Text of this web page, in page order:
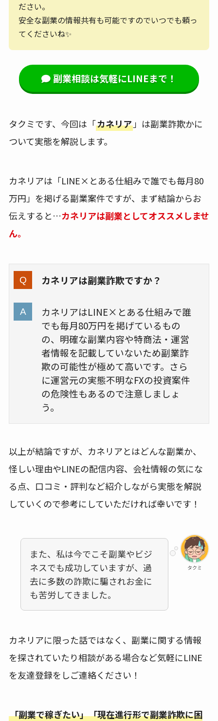
ださい。
安全な副業の情報共有も可能ですのでいつでも頼っ
てくださいね✨
副業相談は気軽にLINEまで！
タクミです、今回は「カネリア」は副業詐欺かに
ついて実態を解説します。
カネリアは「LINE×とある仕組みで誰でも毎月80
万円」を掲げる副業案件ですが、まず結論からお
伝えすると…カネリアは副業としてオススメしませ
ん。
カネリアは副業詐欺ですか？
カネリアはLINE×とある仕組みで誰
でも毎月80万円を掲げているもの
の、明確な副業内容や特商法・運営
者情報を記載していないため副業詐
欺の可能性が極めて高いです。さら
に運営元の実態不明なFXの投資案件
の危険性もあるので注意しましょ
う。
以上が結論ですが、カネリアとはどんな副業か、
怪しい理由やLINEの配信内容、会社情報の気にな
る点、口コミ・評判など紹介しながら実態を解説
していくので参考にしていただければ幸いです！
タクミ
また、私は今でこそ副業やビジ
ネスでも成功していますが、過
去に多数の詐欺に騙されお金に
も苦労してきました。
カネリアに限った話ではなく、副業に関する情報
を探されていたり相談がある場合など気軽にLINE
を友達登録をしご連絡ください！
「副業で稼ぎたい」「現在進行形で副業詐欺に困